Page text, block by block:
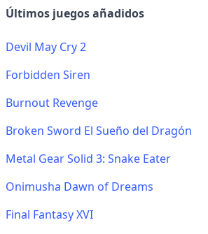
Últimos juegos añadidos
Devil May Cry 2
Forbidden Siren
Burnout Revenge
Broken Sword El Sueño del Dragón
Metal Gear Solid 3: Snake Eater
Onimusha Dawn of Dreams
Final Fantasy XVI